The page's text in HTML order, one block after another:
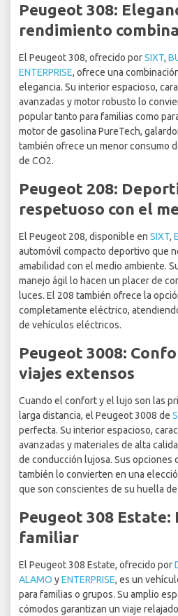
Peugeot 308:
rendimiento
El Peugeot 308, ofrecido porSIXT,
ENTERPRISE, ofrece una
elegancia. Su interior espacioso,
avanzadas y motor robusto lo
popular tanto para familias como
motor de gasolina PureTech,
también ofrece un menor consumo
de CO2.
Peugeot 208:
respetuoso con el
El Peugeot 208, disponible en SIXT,
automóvil compacto deportivo que
amabilidad con el medio ambiente.
manejo ágil lo hacen un placer de
luces. El 208 también ofrece la
completamente eléctrico,
de vehículos eléctricos.
Peugeot 3008:
viajes extensos
Cuando el confort y el lujo son las
larga distancia, el Peugeot 3008 de
perfecta. Su interior espacioso,
avanzadas y materiales de alta
de conducción lujosa. Sus opciones
también lo convierten en una
que son conscientes de su huella
Peugeot 308 Estate:
familiar
El Peugeot 308 Estate, ofrecido por
ALAMO yENTERPRISE, es un
para familias o grupos. Su amplio
cómodos garantizan un viaje